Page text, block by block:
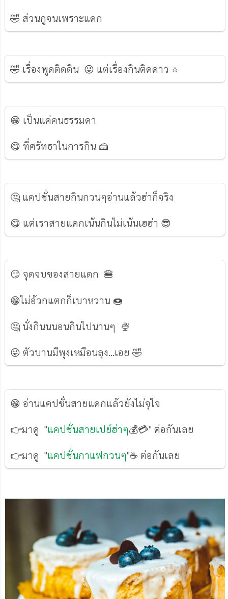
🤣 ส่วนกูจนเพราะแดก
🤣 เรื่องพูดติดดิน 😜 แต่เรื่องกินติดดาว ⭐️
😁 เป็นแค่คนธรรมดา
😋 ที่ศรัทธาในการกิน 🍰
🤔 แคปชั่นสายกินกวนๆอ่านแล้วฮ่าก็จริง
😋 แต่เราสายแดกเน้นกินไม่เน้นเฮฮ่า 😎
😏 จุดจบของสายแดก 🍔
😁ไม่อ้วกแตกก็เบาหวาน 🍩
🤔 นั่งกินนนอนกินไปนานๆ 🍨
😜 ตัวบานมีพุงเหมือนลุง...เอย 🤣
😁 อ่านแคปชั่นสายแดกแล้วยังไม่จุใจ
👉มาดู "แคปชั่นสายเปย์ฮ่าๆ💰💳" ต่อกันเลย
👉มาดู "แคปชั่นกาแฟกวนๆ"☕ ต่อกันเลย